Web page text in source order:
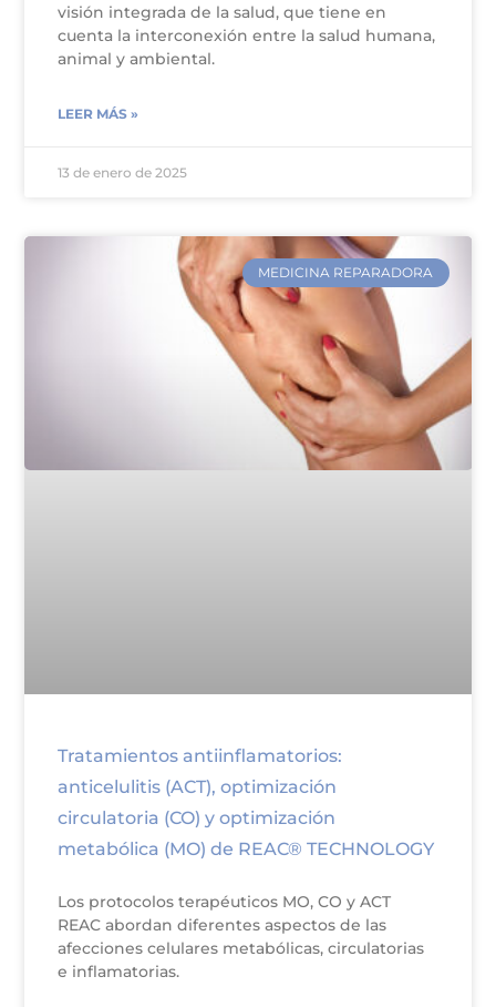
visión integrada de la salud, que tiene en
cuenta la interconexión entre la salud humana,
animal y ambiental.
LEER MÁS »
13 de enero de 2025
MEDICINA REPARADORA
Tratamientos antiinflamatorios:
anticelulitis (ACT), optimización
circulatoria (CO) y optimización
metabólica (MO) de REAC® TECHNOLOGY
Los protocolos terapéuticos MO, CO y ACT
REAC abordan diferentes aspectos de las
afecciones celulares metabólicas, circulatorias
e inflamatorias.